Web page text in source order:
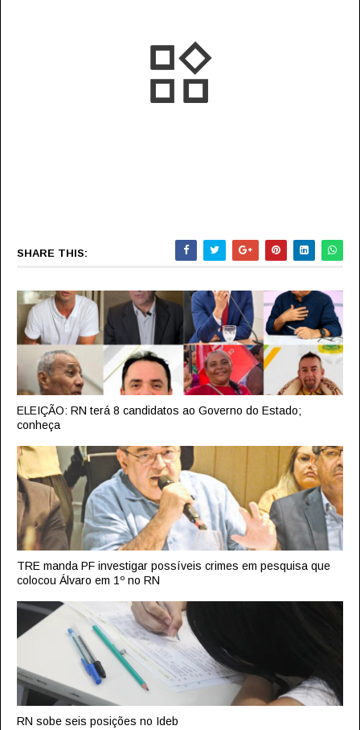
SHARE THIS:
ELEIÇÃO: RN terá 8 candidatos ao Governo do Estado;
conheça
TRE manda PF investigar possíveis crimes em pesquisa que
colocou Álvaro em 1º no RN
RN sobe seis posições no Ideb